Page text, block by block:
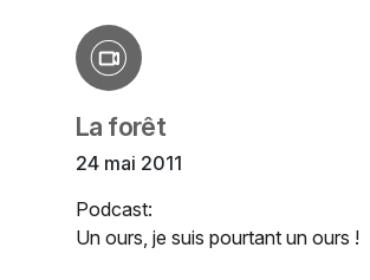
La forêt
24 mai 2011
Podcast:
Un ours, je suis pourtant un ours !